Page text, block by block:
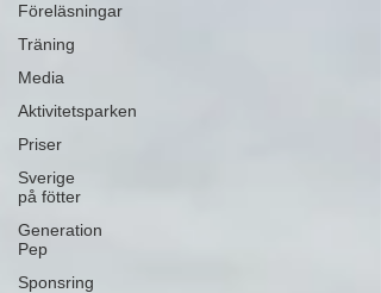
Föreläsningar
Träning
Media
Aktivitetsparken
Priser
Sverige
på fötter
Generation
Pep
Sponsring